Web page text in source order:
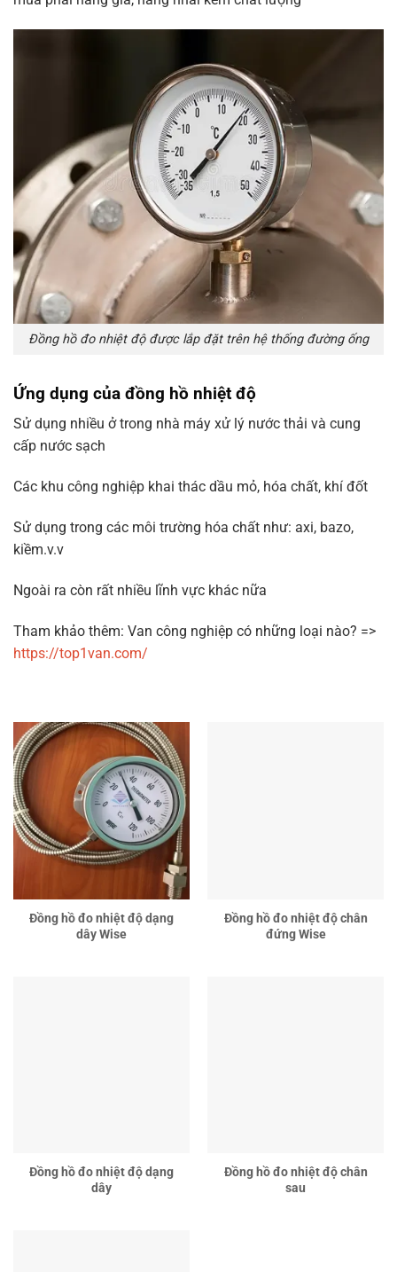
Đồng hồ đo nhiệt độ được lắp đặt trên hệ thống đường ống
Ứng dụng của đồng hồ nhiệt độ
Sử dụng nhiều ở trong nhà máy xử lý nước thải và cung
cấp nước sạch
Các khu công nghiệp khai thác dầu mỏ, hóa chất, khí đốt
Sử dụng trong các môi trường hóa chất như: axi, bazo,
kiềm.v.v
Ngoài ra còn rất nhiều lĩnh vực khác nữa
Tham khảo thêm: Van công nghiệp có những loại nào? =>
https://top1van.com/
Đồng hồ đo nhiệt độ dạng
dây Wise
Đồng hồ đo nhiệt độ chân
đứng Wise
Đồng hồ đo nhiệt độ dạng
dây
Đồng hồ đo nhiệt độ chân
sau